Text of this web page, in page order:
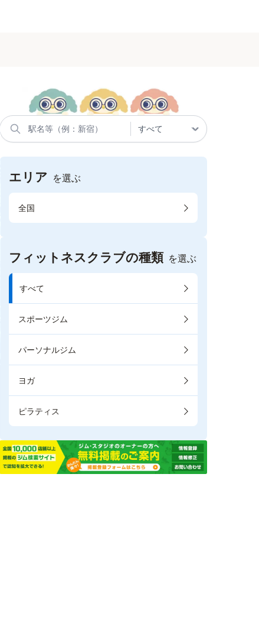
エリア を選ぶ
全国
フィットネスクラブの種類 を選ぶ
すべて
スポーツジム
パーソナルジム
ヨガ
ピラティス